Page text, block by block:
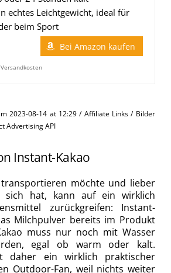
echtes Leichtgewicht, ideal für
beim Sport
Bei Amazon kaufen
2023-08-14 at 12:29 / Affiliate Links / Bilder
Advertising API
Instant-Kakao
möchte und lieber
sich hat, kann auf ein wirklich
zurückgreifen: Instant-
Milchpulver bereits im Produkt
muss nur noch mit Wasser
egal ob warm oder kalt.
daher ein wirklich praktischer
Outdoor-Fan, weil nichts weiter